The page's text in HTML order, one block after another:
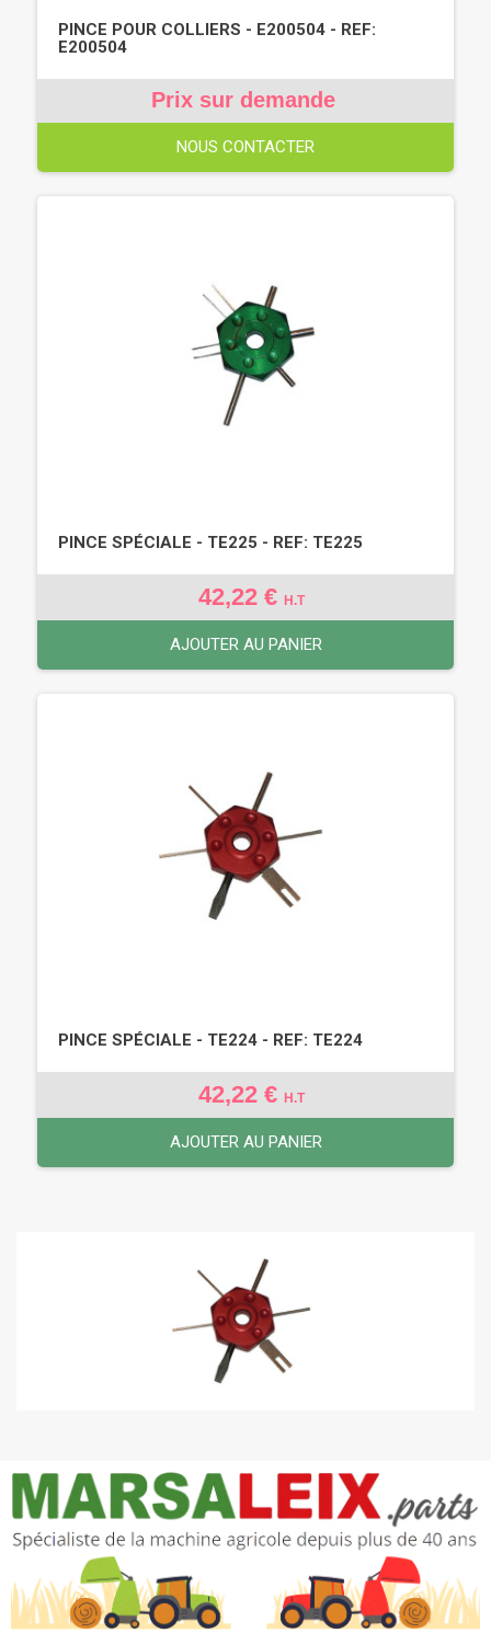
PINCE POUR COLLIERS - E200504 - REF:
E200504
Prix sur demande
NOUS CONTACTER
PINCE SPÉCIALE - TE225 - REF: TE225
42,22 € H.T
AJOUTER AU PANIER
PINCE SPÉCIALE - TE224 - REF: TE224
42,22 € H.T
AJOUTER AU PANIER